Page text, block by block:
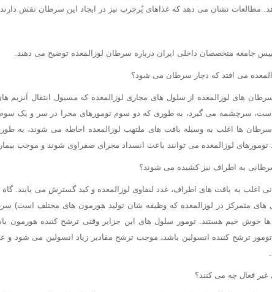
مطالعات نشان می دهد که غذاهای پُرچرب نیز در ایجاد این سرطان نقش
جامعه متخصصان داخلی ایران درباره سرطان لوزالمعده توضیح می دهند.
می افتد که دچار سرطان می شود؟
از سرطان های لوزالمعده از سلول های مجاری لوزالمعده که مسیول انتقال آنزیم
سرچشمه می گیرد، به طوری که دو سوم تومورهای مجرا در سر و یک سوم
سرطان ها اغلب به وسیله بافت های ملتهب لوزالمعده احاطه می شوند، به
تومورهای لوزالمعده می توانند باعث انسداد مجرای صفراوی شوند و موجب
به اطراف نیز کشیده می شوند؟
اغلب به بافت های اطراف، غدد لنفاوی لوزالمعده و کبد گسترش می یابند.
متمرکز در لوزالمعده که وظیفه شان تولید هورمون های مختلف است)
خوش خیم هستند. تومور سلول های این جزایر وقتی ترشح کننده هورمون
ترشح کننده انسولین باشد، موجب ترشح مقادیر زیاد انسولین می شود و
غیر فعال چه می کنند؟